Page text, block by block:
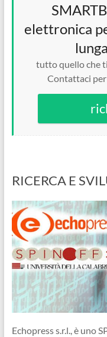
elettronica
tutto quello che
Contattaci
RICERCA E
Echopress s.r.l., è uno